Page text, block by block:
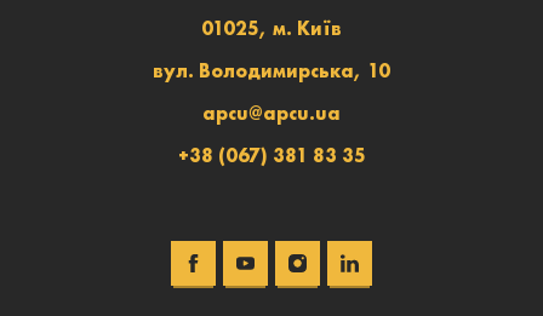
01025, м. Київ
вул. Володимирська, 10
apcu@apcu.ua
+38 (067) 381 83 35